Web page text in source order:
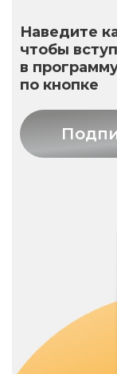
Наведите
чтобы
в
по кнопке